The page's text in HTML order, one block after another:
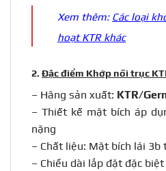
Xem thêm: Các loại
hoạt KTR khác
2. Đặc điểm Khớp nối trục
– Hãng sản xuất: KTR/
– Thiết kế mặt bích áp
nặng
– Chất liệu: Mặt bích lái 3b
– Chiều dài lắp đặt đặc biệt